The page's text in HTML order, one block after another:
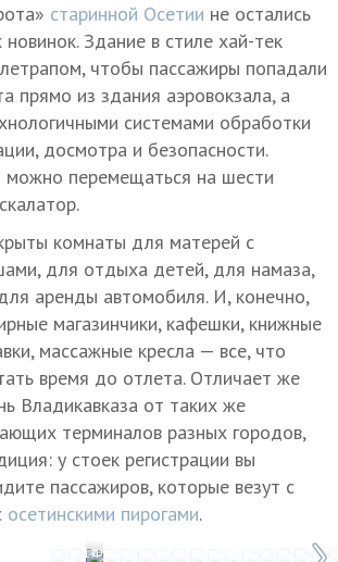
старинной Осетии не остались
новинок. Здание в стиле хай-тек
чтобы пассажиры попадали
прямо из здания аэровокзала, а
системами обработки
досмотра и безопасности.
перемещаться на шести
комнаты для матерей с
для отдыха детей, для намаза,
аренды автомобиля. И, конечно,
магазинчики, кафешки, книжные
массажные кресла — все, что
время до отлета. Отличает же
Владикавказа от таких же
терминалов разных городов,
у стоек регистрации вы
пассажиров, которые везут с
осетинскими пирогами.
Фото: Анна Кабисова/ТАСС
1 / 17